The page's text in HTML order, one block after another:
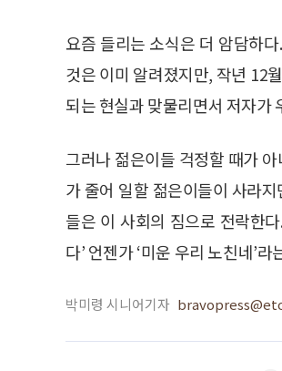
요즘 들리는 소식은 더 암담하
것은 이미 알려졌지만, 작년 12
되는 현실과 맞물리면서 저자가
그러나 젊은이들 걱정할 때가
가 줄어 일할 젊은이들이 사라
들은 이 사회의 짐으로 전락한
다’ 언젠가 ‘미운 우리 노친네’
박미령 시니어기자